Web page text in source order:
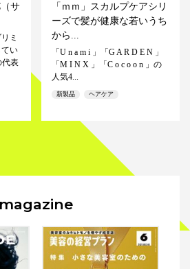
サ
ミ
い
表
「ｍｍ」スカルプケアシリ
ーズで髪が健康な若いうち
から...
「U n a m i 」「G A R D E N 」
「M I N X 」「C o c o o n 」の
人気4...
新製品 ヘアケア
magazine